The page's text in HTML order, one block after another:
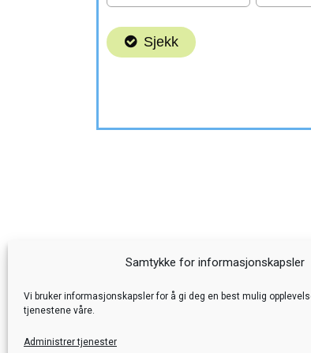
Samtykke for informasjonskapsler
Vi bruker informasjonskapsler for å gi deg en best mulig
tjenestene våre.
Administrer tjenester